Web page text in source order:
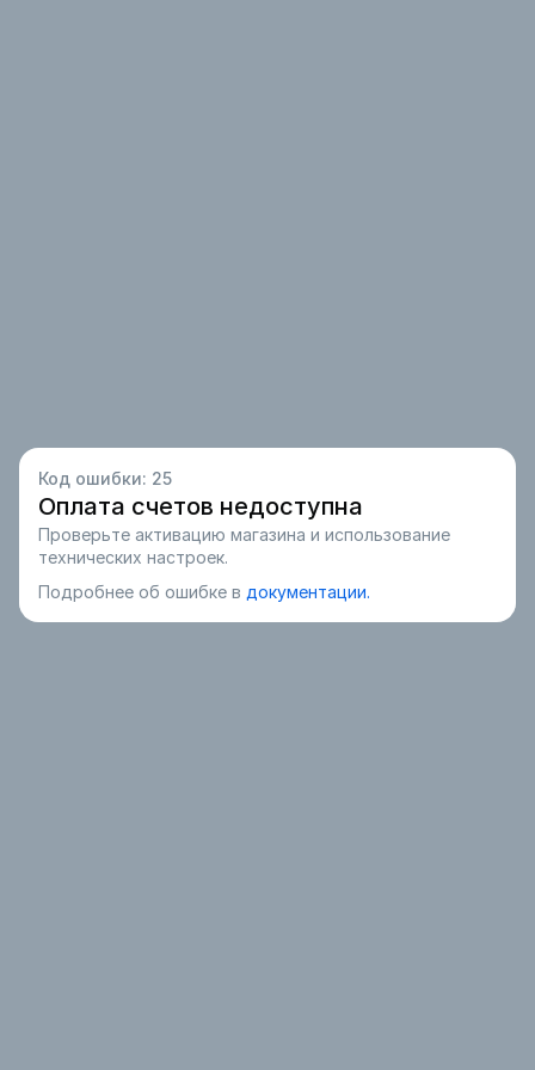
Код ошибки: 25
Оплата счетов недоступна
Проверьте активацию магазина и использование
технических настроек.
Подробнее об ошибке в документации.